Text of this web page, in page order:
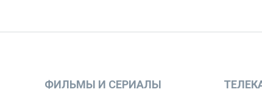
ФИЛЬМЫ И СЕРИАЛЫ